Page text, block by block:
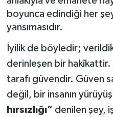
boyunca edindiği her
yansımasıdır.
İyilik de böyledir;
derinleşen bir hakîkattir.
tarafı güvendir. Güven
değil, bir insanın
hırsızlığı” denilen şey,